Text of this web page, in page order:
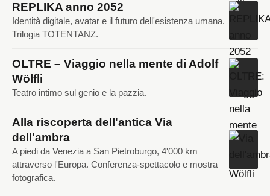
REPLIKA anno 2052
Identità digitale, avatar e il futuro dell'esistenza umana.
Trilogia TOTENTANZ.
OLTRE – Viaggio nella mente di Adolf
Wölfli
Teatro intimo sul genio e la pazzia.
Alla riscoperta dell'antica Via
dell'ambra
A piedi da Venezia a San Pietroburgo, 4'000 km
attraverso l'Europa. Conferenza-spettacolo e mostra
fotografica.